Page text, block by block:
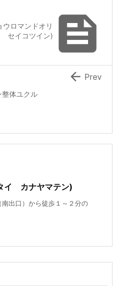

ロマンドオリ
セイコツイン)
整体ユクル
 Prev
イ カナヤマテン)
出口）から徒歩１～２分の